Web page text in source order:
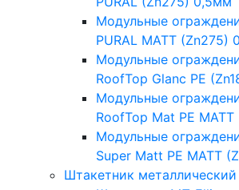
Модульные
PURAL MATT (Zn275)
Модульные
RoofTop Glanc PE
Модульные
RoofTop Mat PE
Модульные
Super Matt PE MATT
Штакетник